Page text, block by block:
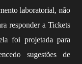
laboratorial, não
responder a Tickets
foi projetada para
sugestões de